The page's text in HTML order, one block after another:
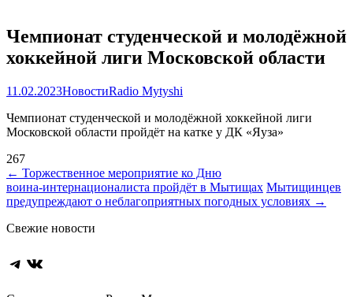
Чемпионат студенческой и молодёжной
хоккейной лиги Московской области
11.02.2023НовостиRadio Mytyshi
Чемпионат студенческой и молодёжной хоккейной лиги
Московской области пройдёт на катке у ДК «Яуза»
267
Навигация
по
← Торжественное мероприятие ко Дню
воина‑интернационалиста пройдёт в Мытищах Мытищинцев
предупреждают о неблагоприятных погодных условиях →
Свежие новости
Telegram
ВКонтакте